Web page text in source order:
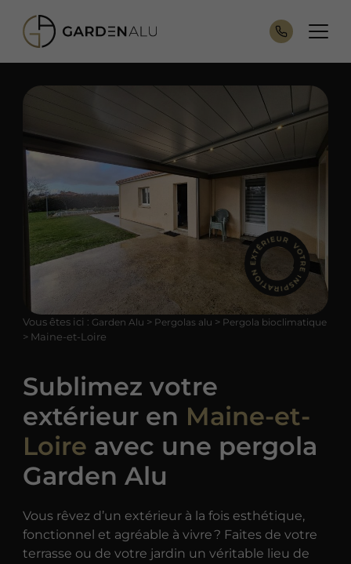
Vous êtes ici : Garden Alu > Pergolas alu > Pergola bioclimatique
> Maine-et-Loire
Sublimez votre
extérieur en Maine-et-
Loire avec une pergola
Garden Alu
Vous rêvez d’un extérieur à la fois esthétique,
fonctionnel et agréable à vivre ? Faites de votre
terrasse ou de votre jardin un véritable lieu de